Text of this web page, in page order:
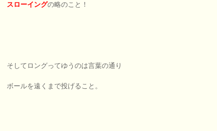
スローイングの略のこと！
そしてロングってゆうのは言葉の通り
ボールを遠くまで投げること。